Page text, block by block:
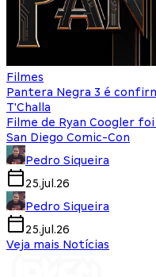
Filmes
Pantera Negra 3 é
T'Challa
Filme de Ryan Coogler
San Diego Comic-Con
Pedro Siqueira
25.jul.26
Pedro Siqueira
25.jul.26
Veja mais Notícias